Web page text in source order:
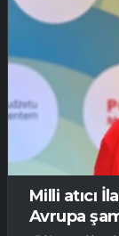
Milli atıcı
Avrupa